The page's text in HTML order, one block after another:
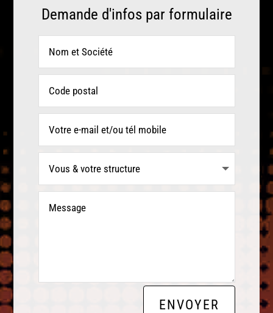
Demande d'infos par formulaire
ENVOYER